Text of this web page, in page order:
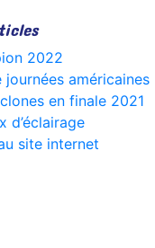
2022
journées américaines
en finale 2021
d’éclairage
site internet